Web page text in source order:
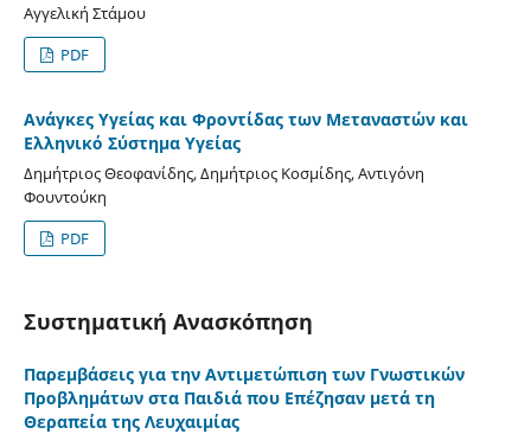
Αγγελική Στάμου
PDF
Ανάγκες Υγείας και Φροντίδας των Μεταναστών και
Ελληνικό Σύστημα Υγείας
Δημήτριος Θεοφανίδης, Δημήτριος Κοσμίδης, Αντιγόνη
Φουντούκη
PDF
Συστηματική Ανασκόπηση
Παρεμβάσεις για την Αντιμετώπιση των Γνωστικών
Προβλημάτων στα Παιδιά που Επέζησαν μετά τη
Θεραπεία της Λευχαιμίας